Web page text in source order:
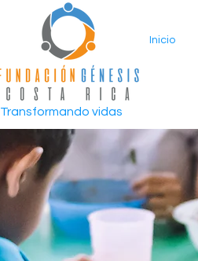
Inicio
Transformando vidas